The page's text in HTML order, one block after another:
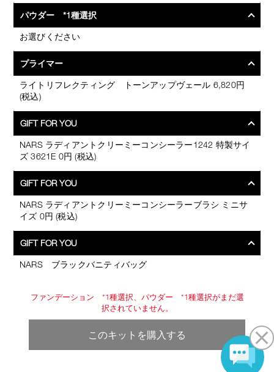
パウダー *1種選択
お選びください
プライマー
ライトリフレクティング トーンアップヴェール 6,820円
(税込)
GIFT FOR YOU
NARS ラディアントクリーミーコンシーラー1242 特製サイ
ズ 3621E 0円 (税込)
GIFT FOR YOU
NARS ラディアントクリーミーコンシーラーブラシ ミニサ
イズ 0円 (税込)
GIFT FOR YOU
NARS ブラックバニティバッグ
ファンデーション *1種選択、パウダー *1種選択がまだ選
択されていません。
このキットを購入する